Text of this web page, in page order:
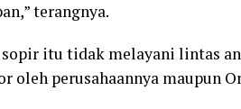
terangnya.
sopir itu tidak melayani lintas
oleh perusahaannya maupun